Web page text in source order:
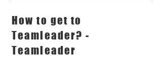
How to get to
Teamleader? -
Teamleader